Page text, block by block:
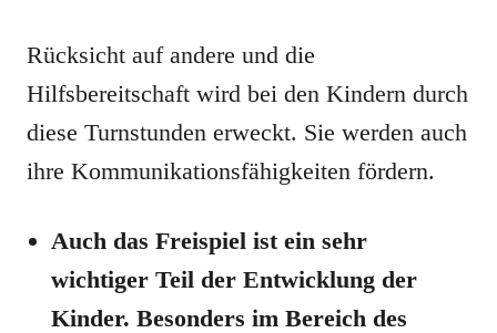
Rücksicht auf andere und die
Hilfsbereitschaft wird bei den Kindern durch
diese Turnstunden erweckt. Sie werden auch
ihre Kommunikationsfähigkeiten fördern.
Auch das Freispiel ist ein sehr
wichtiger Teil der Entwicklung der
Kinder. Besonders im Bereich des